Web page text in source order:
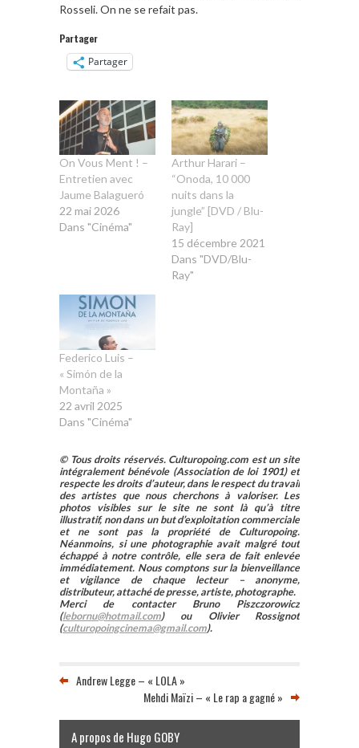
Rosseli. On ne se refait pas.
Partager
Partager
On Vous Ment ! –
Entretien avec
Jaume Balagueró
22 mai 2026
Dans "Cinéma"
Arthur Harari –
“Onoda, 10 000
nuits dans la
jungle” [DVD / Blu-
Ray]
15 décembre 2021
Dans "DVD/Blu-
Ray"
Federico Luis –
« Simón de la
Montaña »
22 avril 2025
Dans "Cinéma"
© Tous droits réservés. Culturopoing.com est un site
intégralement bénévole (Association de loi 1901) et
respecte les droits d’auteur, dans le respect du travail
des artistes que nous cherchons à valoriser. Les
photos visibles sur le site ne sont là qu’à titre
illustratif, non dans un but d’exploitation commerciale
et ne sont pas la propriété de Culturopoing.
Néanmoins, si une photographie avait malgré tout
échappé à notre contrôle, elle sera de fait enlevée
immédiatement. Nous comptons sur la bienveillance
et vigilance de chaque lecteur – anonyme,
distributeur, attaché de presse, artiste, photographe.
Merci de contacter Bruno Piszczorowicz
(lebornu@hotmail.com) ou Olivier Rossignot
(culturopoingcinema@gmail.com).
Andrew Legge – « LOLA »
Mehdi Maïzi – « Le rap a gagné »
A propos de Hugo GOBY